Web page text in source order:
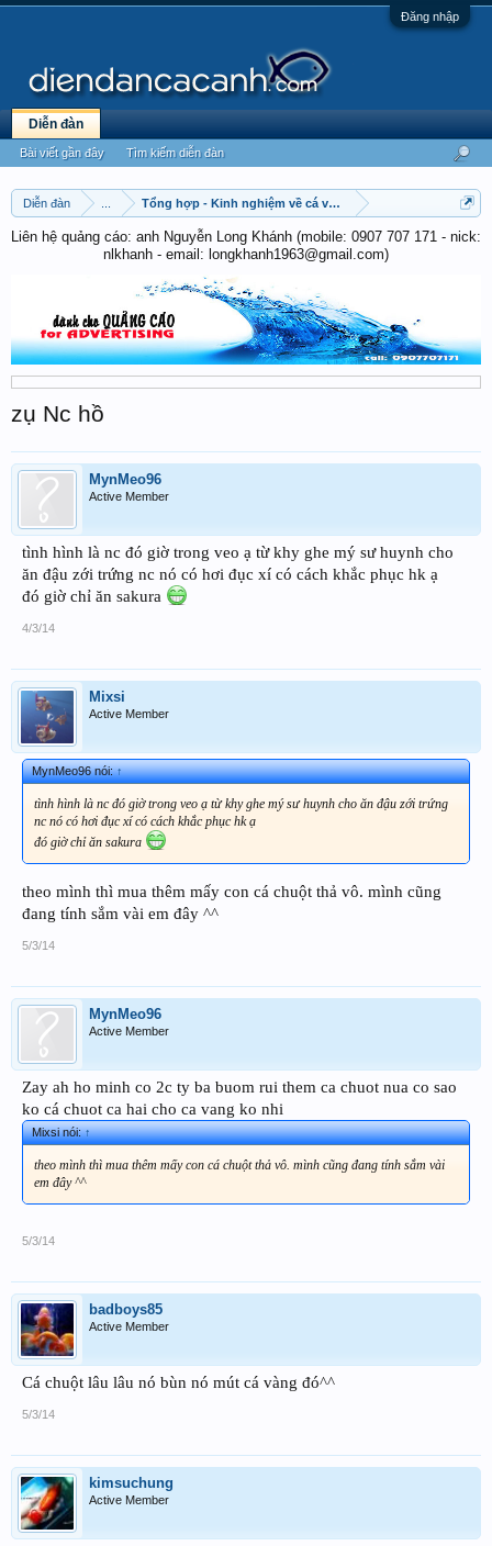
Đăng nhập
Diễn đàn Tổng hợp - Kinh nghiệm về cá vàng & cá chép
Liên hệ quảng cáo: anh Nguyễn Long Khánh (mobile: 0907 707 171 - nick:
nlkhanh - email: longkhanh1963@gmail.com)
zụ Nc hồ
MynMeo96
Active Member
tình hình là nc đó giờ trong veo ạ từ khy ghe mý sư huynh cho
ăn đậu zới trứng nc nó có hơi đục xí có cách khắc phục hk ạ
đó giờ chỉ ăn sakura
4/3/14
Mixsi
Active Member
MynMeo96 nói:↑
tình hình là nc đó giờ trong veo ạ từ khy ghe mý sư huynh cho ăn đậu zới trứng
nc nó có hơi đục xí có cách khắc phục hk ạ
đó giờ chỉ ăn sakura
theo mình thì mua thêm mấy con cá chuột thả vô. mình cũng
đang tính sắm vài em đây ^^
5/3/14
MynMeo96
Active Member
Zay ah ho minh co 2c ty ba buom rui them ca chuot nua co sao
ko cá chuot ca hai cho ca vang ko nhi
Mixsi nói:↑
theo mình thì mua thêm mấy con cá chuột thả vô. mình cũng đang tính sắm vài
em đây ^^
5/3/14
badboys85
Active Member
Cá chuột lâu lâu nó bùn nó mút cá vàng đó^^
5/3/14
kimsuchung
Active Member
Diễn đàn
Bài viết gần đây Tìm kiếm diễn đàn